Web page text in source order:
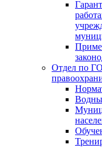
Отдел по